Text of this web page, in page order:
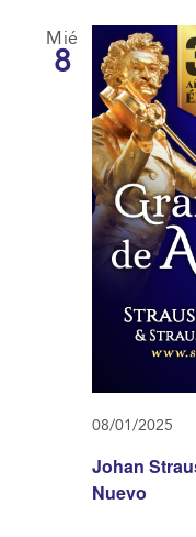
Mié
8
Johan
Nuevo
08/01/2025